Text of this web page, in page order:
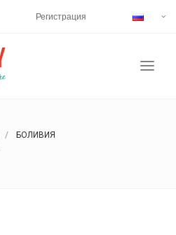
Регистрация
БОЛИВИЯ